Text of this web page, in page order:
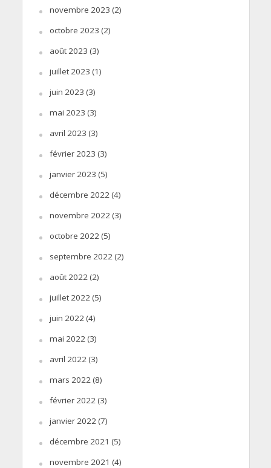
novembre 2023 (2)
octobre 2023 (2)
août 2023 (3)
juillet 2023 (1)
juin 2023 (3)
mai 2023 (3)
avril 2023 (3)
février 2023 (3)
janvier 2023 (5)
décembre 2022(4)
novembre 2022(3)
octobre 2022(5)
septembre 2022(2)
août 2022(2)
juillet 2022(5)
juin 2022(4)
mai 2022(3)
avril 2022(3)
mars 2022(8)
février 2022(3)
janvier 2022(7)
décembre 2021 (5)
novembre 2021 (4)